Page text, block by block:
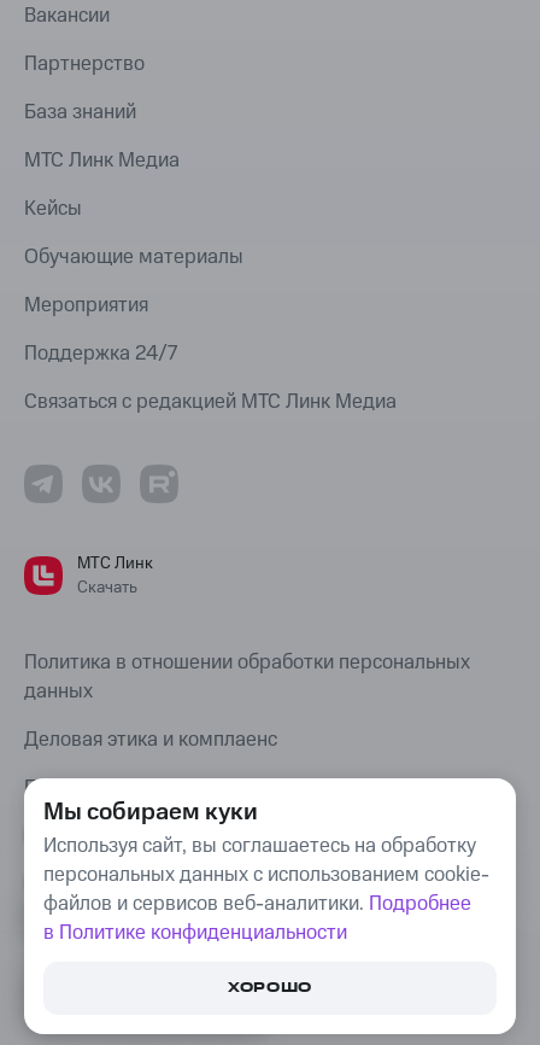
Мы собираем куки
Используя сайт, вы соглашаетесь на обработку
персональных данных с использованием cookie-
файлов и сервисов веб-аналитики. Подробнее
в Политике конфиденциальности
ХОРОШО
СЕРВИС ДЛЯ СОВЕЩАНИЙ
Вакансии
Партнерство
База знаний
МТС Линк Медиа
Кейсы
Обучающие материалы
Мероприятия
Поддержка 24/7
Связаться с редакцией МТС Линк Медиа
МТС Линк
Скачать
Политика в отношении обработки персональных
данных
Деловая этика и комплаенс
Правовая информация
Карта сайта
Bug Bounty
«Webinar», «We.Study», «COMDI» —
товарные знаки, используемые Webinar Group.